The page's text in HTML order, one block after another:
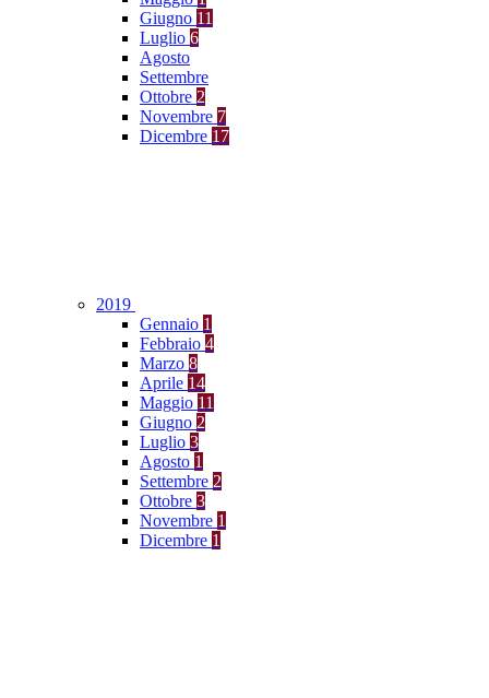
Giugno 11
Luglio 6
Agosto
Settembre
Ottobre 2
Novembre 7
Dicembre 17
2019
Gennaio 1
Febbraio 4
Marzo 8
Aprile 14
Maggio 11
Giugno 2
Luglio 3
Agosto 1
Settembre 2
Ottobre 3
Novembre 1
Dicembre 1